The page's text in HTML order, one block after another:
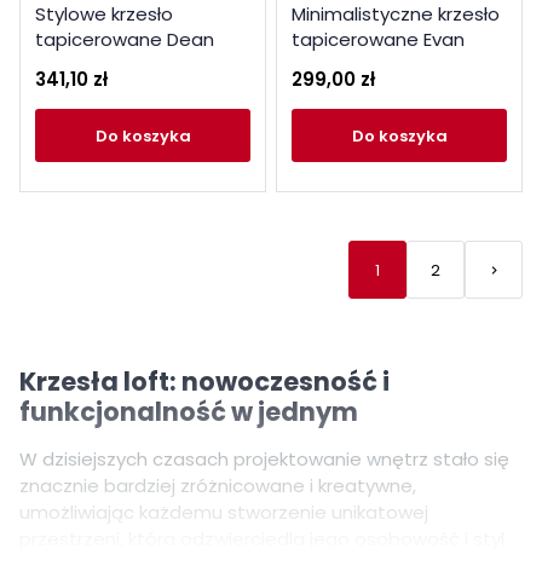
Stylowe krzesło
tapicerowane Dean
341,10 zł
do koszyka
Minimalistyczne krzesło
tapicerowane Evan
299,00 zł
do koszyka
1 2 keyboard_arrow_right
Krzesła loft: nowoczesność i
funkcjonalność w jednym
W dzisiejszych czasach projektowanie wnętrz stało się
znacznie bardziej zróżnicowane i kreatywne,
umożliwiając każdemu stworzenie unikatowej